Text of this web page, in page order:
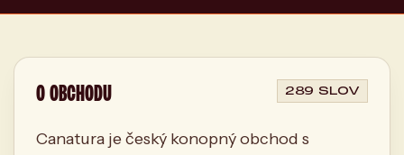
O OBCHODU 289 SLOV
Canatura je český konopný obchod s